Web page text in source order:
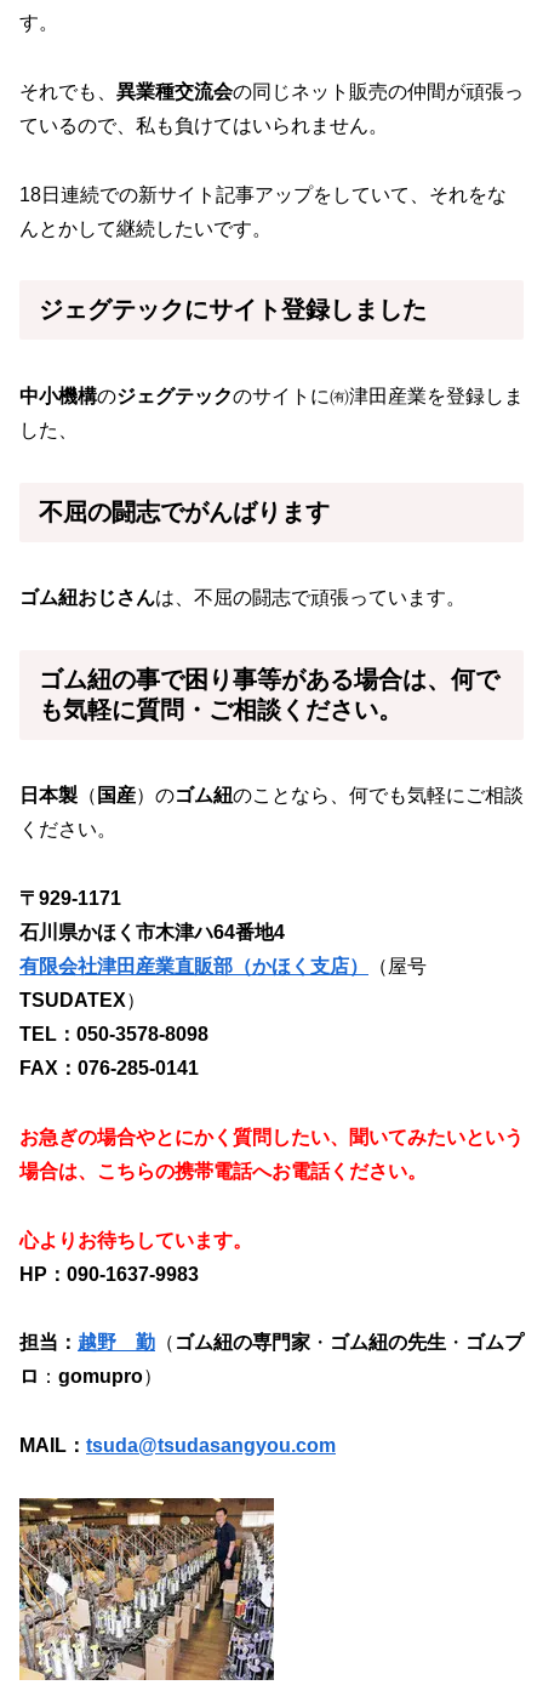
す。
それでも、 異業種交流会の同じネット販売の仲間が頑張っ
ているので、私も負けてはいられません。
18日連続での新サイト記事アップをしていて、それをな
んとかして継続したいです。
ジェグテックにサイト登録しました
中小機構のジェグテックのサイトに㈲津田産業を登録しま
した、
不屈の闘志でがんばります
ゴム紐おじさんは、不屈の闘志で頑張っています。
ゴム紐の事で困り事等がある場合は、何で
も気軽に質問・ご相談ください。
日本製 （ 国産）のゴム紐のことなら、何でも気軽にご相談
ください。
〒929-1171
石川県かほく市木津ハ64番地4
有限会社津田産業直販部（かほく支店）
（屋号
TSUDATEX）
TEL：050-3578-8098
FAX：076-285-0141
お急ぎの場合やとにかく質問したい、聞いてみたいという
場合は、こちらの携帯電話へお電話ください。
心よりお待ちしています。
HP：090-1637-9983
担当： 越野 勤 （ ゴム紐の専門家 ・ ゴム紐の先生 ・ ゴムプ
ロ ： gomupro）
MAIL： tsuda@tsudasangyou.com